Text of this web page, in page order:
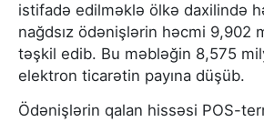
istifadə edilməklə ölkə daxilində
nağdsız ödənişlərin həcmi 9,902
təşkil edib. Bu məbləğin 8,575
elektron ticarətin payına düşüb.
Ödənişlərin qalan hissəsi POS-